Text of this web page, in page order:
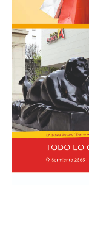
sobrevivió el
El hall del
sus restos y ante
aquel momento,
habían dado
el liderazgo de
vicegobernador
hasta la
Antes de ser
municipal, el
Parroquia de los